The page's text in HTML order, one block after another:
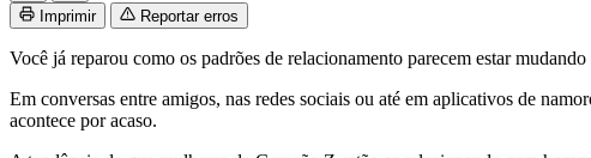
Imprimir Reportar erros
Você já reparou como os padrões de relacionamento parecem estar
Em conversas entre amigos, nas redes sociais ou até em aplicativos de
acontece por acaso.